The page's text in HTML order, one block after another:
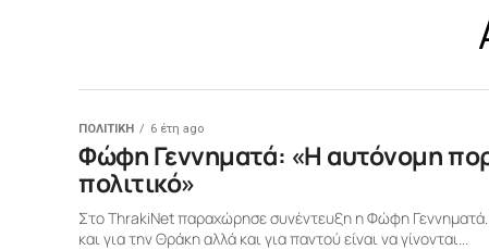
ΠΟΛΙΤΙΚΗ 6 έτη ago
Φώφη Γεννηματά: «Η αυτόνομη
πολιτικό»
Στο ThrakiNet παραχώρησε συνέντευξη η Φώφη
και για την Θράκη αλλά και για παντού είναι να γίνονται...